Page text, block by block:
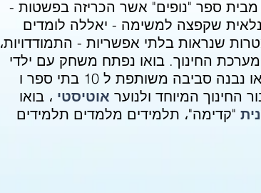
מבית ספר "נופים" אשר הכריזה בפשטות -
שקפצה למשימה - יאללה לומדים
שנראות בלתי אפשריות - התמודדויות،
החינוך. בואו נפתח משחק עם ילדי
. בואו נבנה סביבה משותפת ל 10 בתי ספר ו
החינוך המיוחד ולנוער אוטיסטי ، בואו
"קדימה"، תלמידים מלמדים תלמידים